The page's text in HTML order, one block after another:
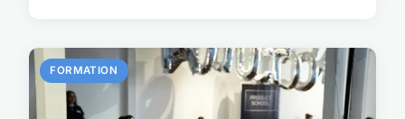
FORMATION